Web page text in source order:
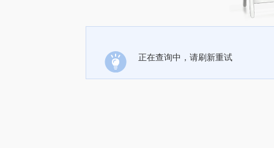
正在查询中，请刷新重试